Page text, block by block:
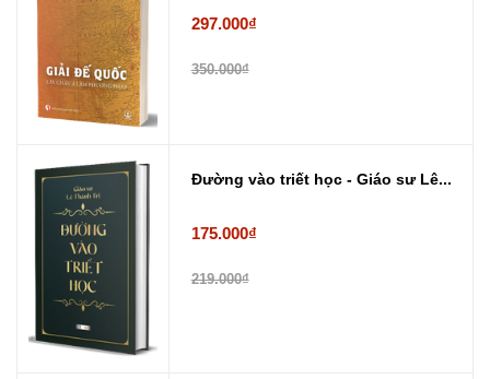
297.000₫
350.000₫
Đường vào triết học - Giáo sư Lê...
175.000₫
219.000₫